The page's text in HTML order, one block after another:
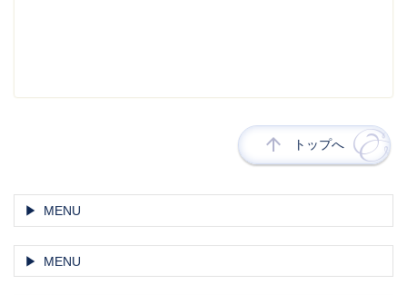
トップへ
MENU
MENU